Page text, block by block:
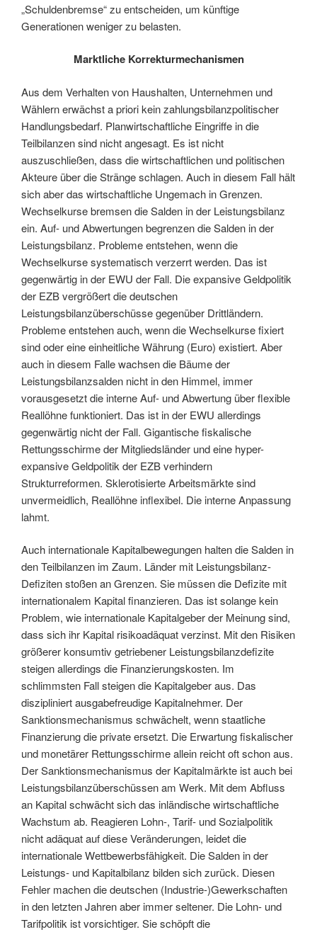
„Schuldenbremse“ zu entscheiden, um künftige
Generationen weniger zu belasten.
Marktliche Korrekturmechanismen
Aus dem Verhalten von Haushalten, Unternehmen und
Wählern erwächst a priori kein zahlungsbilanzpolitischer
Handlungsbedarf. Planwirtschaftliche Eingriffe in die
Teilbilanzen sind nicht angesagt. Es ist nicht
auszuschließen, dass die wirtschaftlichen und politischen
Akteure über die Stränge schlagen. Auch in diesem Fall hält
sich aber das wirtschaftliche Ungemach in Grenzen.
Wechselkurse bremsen die Salden in der Leistungsbilanz
ein. Auf- und Abwertungen begrenzen die Salden in der
Leistungsbilanz. Probleme entstehen, wenn die
Wechselkurse systematisch verzerrt werden. Das ist
gegenwärtig in der EWU der Fall. Die expansive Geldpolitik
der EZB vergrößert die deutschen
Leistungsbilanzüberschüsse gegenüber Drittländern.
Probleme entstehen auch, wenn die Wechselkurse fixiert
sind oder eine einheitliche Währung (Euro) existiert. Aber
auch in diesem Falle wachsen die Bäume der
Leistungsbilanzsalden nicht in den Himmel, immer
vorausgesetzt die interne Auf- und Abwertung über flexible
Reallöhne funktioniert. Das ist in der EWU allerdings
gegenwärtig nicht der Fall. Gigantische fiskalische
Rettungsschirme der Mitgliedsländer und eine hyper-
expansive Geldpolitik der EZB verhindern
Strukturreformen. Sklerotisierte Arbeitsmärkte sind
unvermeidlich, Reallöhne inflexibel. Die interne Anpassung
lahmt.
Auch internationale Kapitalbewegungen halten die Salden in
den Teilbilanzen im Zaum. Länder mit Leistungsbilanz-
Defiziten stoßen an Grenzen. Sie müssen die Defizite mit
internationalem Kapital finanzieren. Das ist solange kein
Problem, wie internationale Kapitalgeber der Meinung sind,
dass sich ihr Kapital risikoadäquat verzinst. Mit den Risiken
größerer konsumtiv getriebener Leistungsbilanzdefizite
steigen allerdings die Finanzierungskosten. Im
schlimmsten Fall steigen die Kapitalgeber aus. Das
diszipliniert ausgabefreudige Kapitalnehmer. Der
Sanktionsmechanismus schwächelt, wenn staatliche
Finanzierung die private ersetzt. Die Erwartung fiskalischer
und monetärer Rettungsschirme allein reicht oft schon aus.
Der Sanktionsmechanismus der Kapitalmärkte ist auch bei
Leistungsbilanzüberschüssen am Werk. Mit dem Abfluss
an Kapital schwächt sich das inländische wirtschaftliche
Wachstum ab. Reagieren Lohn-, Tarif- und Sozialpolitik
nicht adäquat auf diese Veränderungen, leidet die
internationale Wettbewerbsfähigkeit. Die Salden in der
Leistungs- und Kapitalbilanz bilden sich zurück. Diesen
Fehler machen die deutschen (Industrie-)Gewerkschaften
in den letzten Jahren aber immer seltener. Die Lohn- und
Tarifpolitik ist vorsichtiger. Sie schöpft die